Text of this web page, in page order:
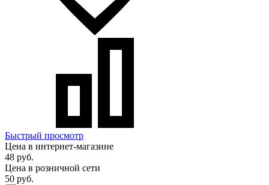
Быстрый просмотр
Цена в интернет-магазине
48 руб.
Цена в розничной сети
50 руб.